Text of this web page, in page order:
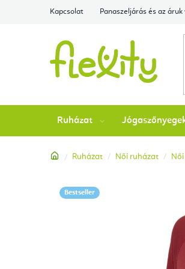
Kapcsolat Panaszeljárás és az
Ruházat
Kezdőlap
Ruházat Női ruházat
Bestseller